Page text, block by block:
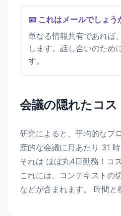
📧 これはメールでしょう
単なる情報共有であれば
します。話し合いのため
す。
会議の隠れたコス
研究によると、平均的なプ
産的な会議に月あたり 31
それは ほぼ丸4日勤務！コ
これには、コンテキストの
などが含まれます。 時間と